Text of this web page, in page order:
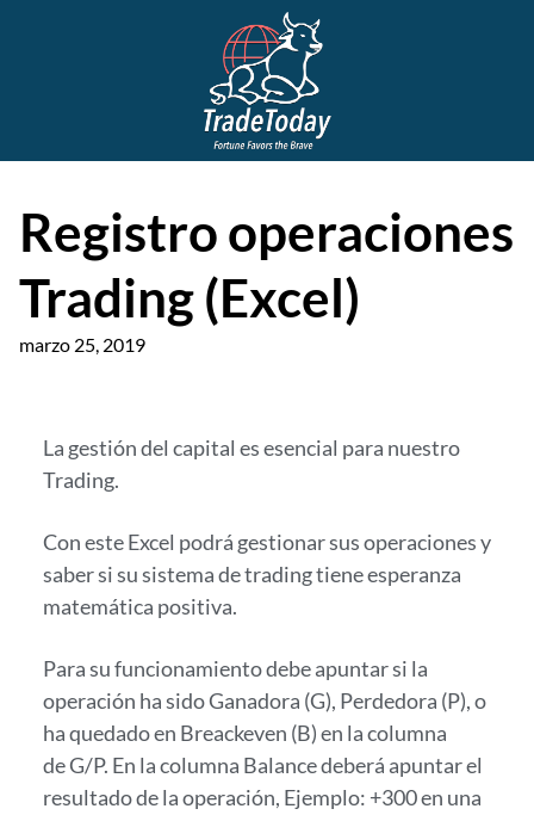
Registro operaciones
Trading (Excel)
marzo 25, 2019
La gestión del capital es esencial para nuestro
Trading.
Con este Excel podrá gestionar sus operaciones y
saber si su sistema de trading tiene esperanza
matemática positiva.
Para su funcionamiento debe apuntar si la
operación ha sido Ganadora (G), Perdedora (P), o
ha quedado en Breackeven (B) en la columna
de G/P. En la columna Balance deberá apuntar el
resultado de la operación, Ejemplo: +300 en una